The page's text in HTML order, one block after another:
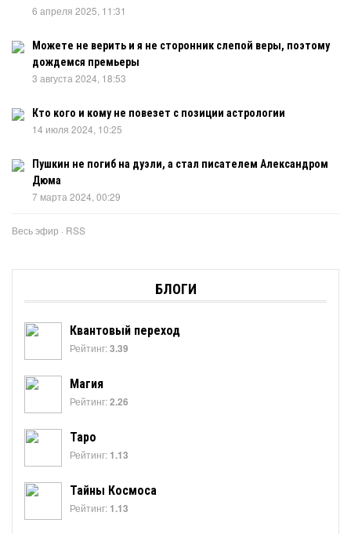
6 апреля 2025, 11:31
Можете не верить и я не сторонник слепой веры, поэтому
дождемся премьеры
3 августа 2024, 18:53
Кто кого и кому не повезет с позиции астрологии
14 июля 2024, 10:25
Пушкин не погиб на дуэли, а стал писателем Александром
Дюма
7 марта 2024, 00:29
Весь эфир · RSS
БЛОГИ
Квантовый переход
Рейтинг:3.39
Магия
Рейтинг:2.26
Таро
Рейтинг: 1.13
Тайны Космоса
Рейтинг: 1.13